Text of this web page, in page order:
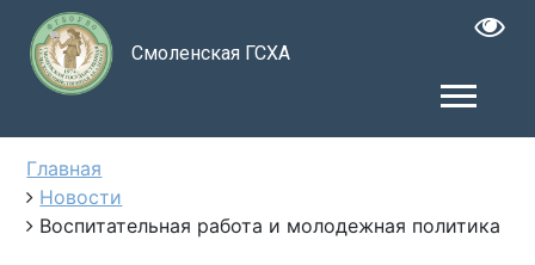
Смоленская ГСХА
Главная
Новости
Воспитательная работа и молодежная политика